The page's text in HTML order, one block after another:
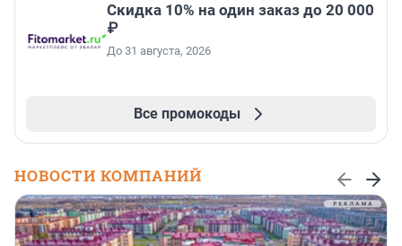
Скидка 10% на один заказ до 20 000
₽
До 31 августа, 2026
Все промокоды
НОВОСТИ КОМПАНИЙ